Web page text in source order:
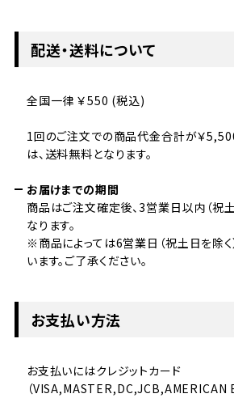
配送・送料について
全国一律 ￥550 (税込)
1回のご注文での商品代金合計が￥
は、送料無料となります。
お届けまでの期間
商品はご注文確定後、3営業日以内（祝
なります。
※商品によっては6営業日（祝土日を除
います。ご了承ください。
お支払い方法
お支払いにはクレジットカード
（VISA,MASTER,DC,JCB,AMERICAN